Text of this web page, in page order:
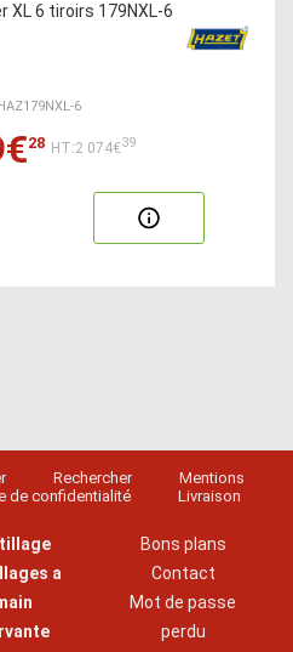
XL 6 tiroirs 179NXL-6
6
28 HT:2 074€39
Rechercher
Mentions
de confidentialité Livraison
a
Bons plans
Contact
Mot de passe
perdu